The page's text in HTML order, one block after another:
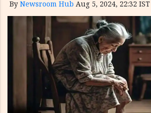
By Newsroom Hub Aug 5, 2024, 22:32 IST